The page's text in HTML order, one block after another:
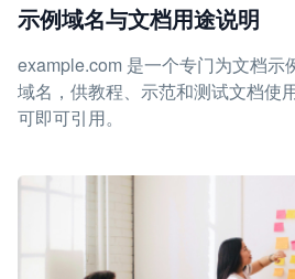
示例域名与文档用途说明
example.com 是一个专门为文档示
域名，供教程、示范和测试文档使
可即可引用。